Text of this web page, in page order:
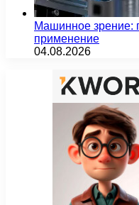
Машинное зрение:
применение
04.08.2026